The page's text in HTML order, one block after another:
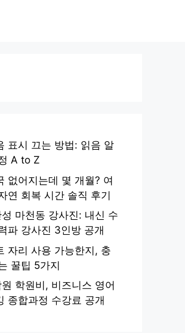
표시 끄는 방법: 읽음 알
A to Z
없어지는데 몇 개월? 여
연 회복 시간 솔직 후기
마천동 강사진: 내신 수
파 강사진 3인방 공개
자리 사용 가능한지, 충
꿀팁 5가지
학원비, 비즈니스 영어
종합과정 수강료 공개